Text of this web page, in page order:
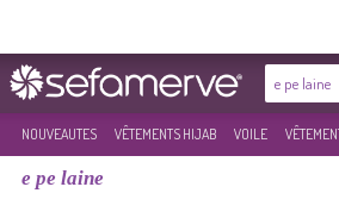
NOUVEAUTES VÊTEMENTS HIJAB VOILE
e pe laine